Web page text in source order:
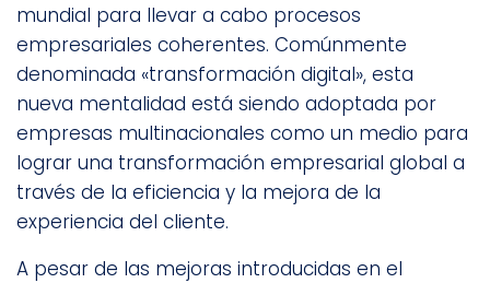
mundial para llevar a cabo procesos
empresariales coherentes. Comúnmente
denominada «transformación digital», esta
nueva mentalidad está siendo adoptada por
empresas multinacionales como un medio para
lograr una transformación empresarial global a
través de la eficiencia y la mejora de la
experiencia del cliente.
A pesar de las mejoras introducidas en el